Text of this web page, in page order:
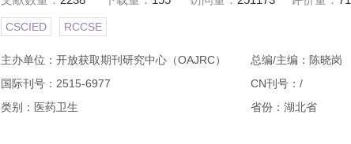
CSCIED RCCSE
主办单位：开放获取期刊研究中心（OAJRC） 总编/主编：陈晓岗
国际刊号：2515-6977
CN刊号：/
类别：医药卫生
省份：湖北省